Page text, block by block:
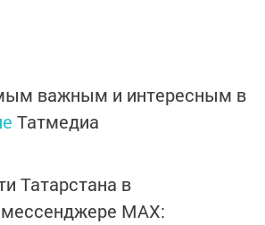
важным и интересным в
Татмедиа
Татарстана в
MАХ: